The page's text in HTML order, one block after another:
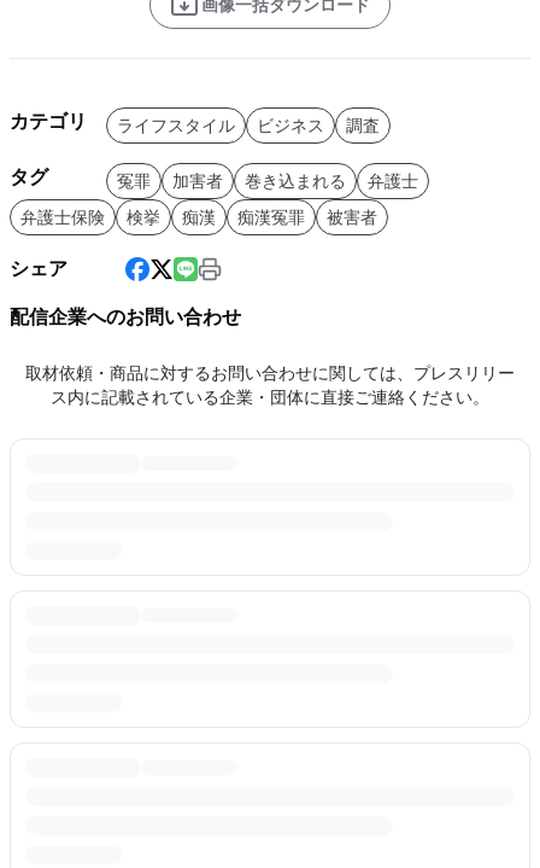
画像一括ダウンロード
カテゴリ ライフスタイル ビジネス 調査
タグ 冤罪 加害者 巻き込まれる
弁護士
弁護士保険
検挙 痴漢 痴漢冤罪 被害者
シェア
配信企業へのお問い合わせ
取材依頼・商品に対するお問い合わせに関しては、プレスリリー
ス内に記載されている企業・団体に直接ご連絡ください。